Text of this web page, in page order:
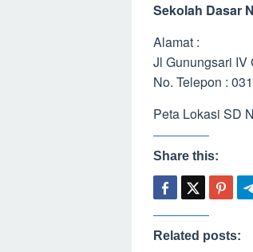
Sekolah Dasar
Alamat :
Jl Gunungsari IV
No. Telepon :
Peta Lokasi SD
Share this:
Related posts: